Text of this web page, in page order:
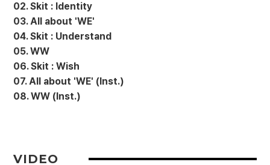
02. Skit : Identity
03. All about 'WE'
04. Skit : Understand
05. WW
06. Skit : Wish
07. All about 'WE' (Inst.)
08. WW (Inst.)
VIDEO